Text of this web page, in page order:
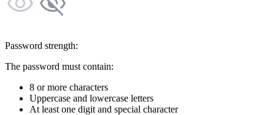
Password strength:
The password must contain:
8 or more characters
Uppercase and lowercase letters
At least one digit and special character